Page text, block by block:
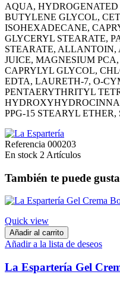
AQUA,
BUTYLENE GLYCOL,
ISOHEXADECANE,
GLYCERYL STEARATE,
STEARATE,
JUICE, MAGNESIUM
CAPRYLYL GLYCOL,
EDTA, LAURETH-7, O-
PENTAERYTHRITYL
PPG-15 STEARYL
Referencia 000203
En stock 2 Artículos
También te puede
Quick view
Añadir al carrito
Añadir a la lista de deseos
La Espartería Gel